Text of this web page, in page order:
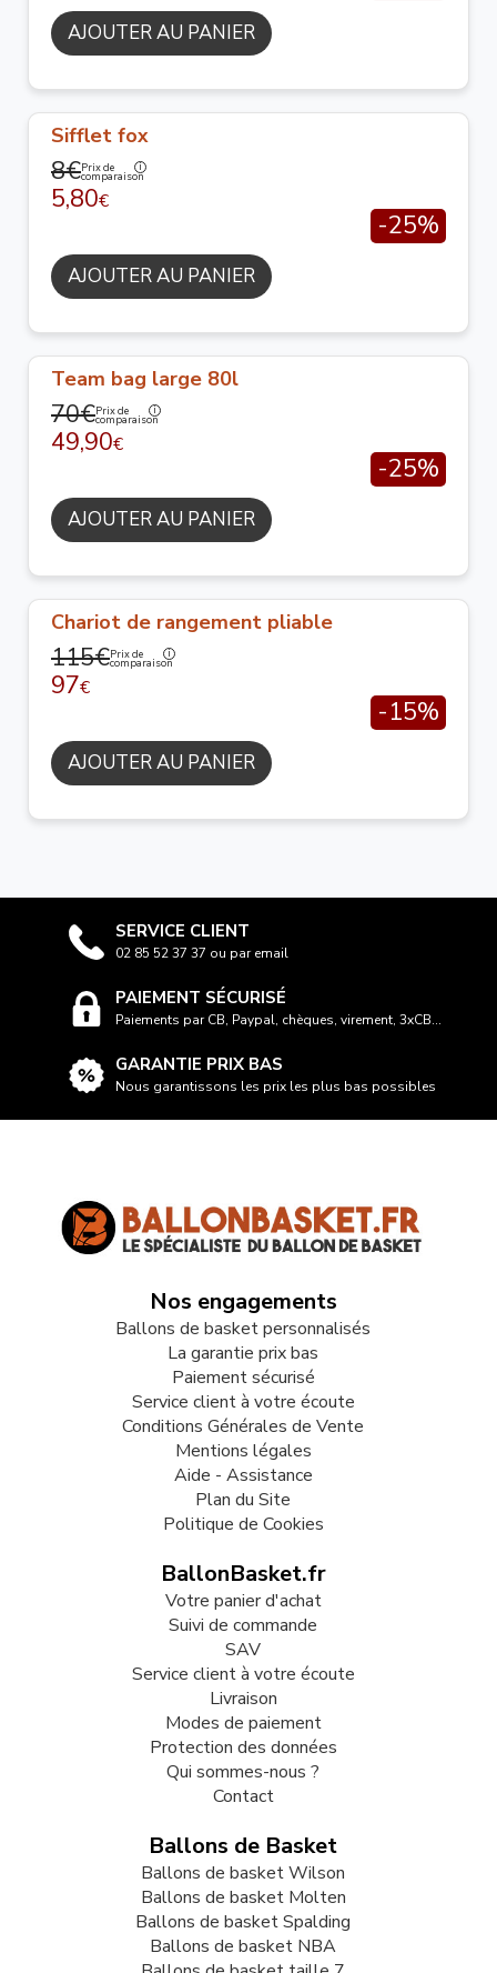
AJOUTER AU PANIER
Sifflet fox
8€Prix de
comparaison
5,80€
-25%
AJOUTER AU PANIER
Team bag large 80l
70€Prix de
comparaison
49,90€
-25%
AJOUTER AU PANIER
Chariot de rangement pliable
115€Prix de
comparaison
97€
-15%
AJOUTER AU PANIER
SERVICE CLIENT
02 85 52 37 37 ou par email
PAIEMENT SÉCURISÉ
Paiements par CB, Paypal, chèques, virement, 3xCB...
GARANTIE PRIX BAS
Nous garantissons les prix les plus bas possibles
Nos engagements
Ballons de basket personnalisés
La garantie prix bas
Paiement sécurisé
Service client à votre écoute
Conditions Générales de Vente
Mentions légales
Aide - Assistance
Plan du Site
Politique de Cookies
BallonBasket.fr
Votre panier d'achat
Suivi de commande
SAV
Service client à votre écoute
Livraison
Modes de paiement
Protection des données
Qui sommes-nous ?
Contact
Ballons de Basket
Ballons de basket Wilson
Ballons de basket Molten
Ballons de basket Spalding
Ballons de basket NBA